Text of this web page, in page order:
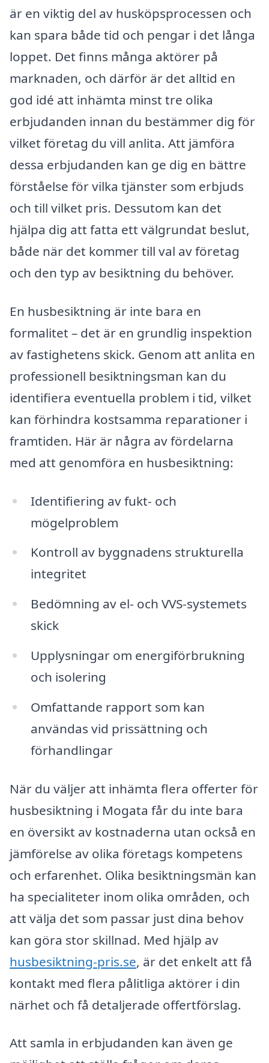
är en viktig del av husköpsprocessen och
kan spara både tid och pengar i det långa
loppet. Det finns många aktörer på
marknaden, och därför är det alltid en
god idé att inhämta minst tre olika
erbjudanden innan du bestämmer dig för
vilket företag du vill anlita. Att jämföra
dessa erbjudanden kan ge dig en bättre
förståelse för vilka tjänster som erbjuds
och till vilket pris. Dessutom kan det
hjälpa dig att fatta ett välgrundat beslut,
både när det kommer till val av företag
och den typ av besiktning du behöver.
En husbesiktning är inte bara en
formalitet – det är en grundlig inspektion
av fastighetens skick. Genom att anlita en
professionell besiktningsman kan du
identifiera eventuella problem i tid, vilket
kan förhindra kostsamma reparationer i
framtiden. Här är några av fördelarna
med att genomföra en husbesiktning:
Identifiering av fukt- och
mögelproblem
Kontroll av byggnadens strukturella
integritet
Bedömning av el- och VVS-systemets
skick
Upplysningar om energiförbrukning
och isolering
Omfattande rapport som kan
användas vid prissättning och
förhandlingar
När du väljer att inhämta flera offerter för
husbesiktning i Mogata får du inte bara
en översikt av kostnaderna utan också en
jämförelse av olika företags kompetens
och erfarenhet. Olika besiktningsmän kan
ha specialiteter inom olika områden, och
att välja det som passar just dina behov
kan göra stor skillnad. Med hjälp av
husbesiktning-pris.se, är det enkelt att få
kontakt med flera pålitliga aktörer i din
närhet och få detaljerade offertförslag.
Att samla in erbjudanden kan även ge